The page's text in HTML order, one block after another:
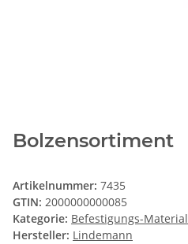
Bolzensortiment
Artikelnummer: 7435
GTIN: 2000000000085
Kategorie: Befestigungs-Material
Hersteller: Lindemann